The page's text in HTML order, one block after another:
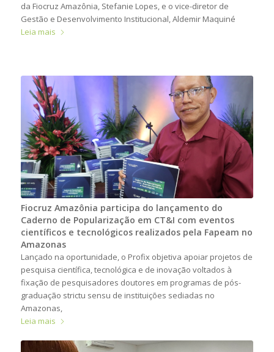
da Fiocruz Amazônia, Stefanie Lopes, e o vice-diretor de
Gestão e Desenvolvimento Institucional, Aldemir Maquiné
Leia mais
Fiocruz Amazônia participa do lançamento do
Caderno de Popularização em CT&I com eventos
científicos e tecnológicos realizados pela Fapeam no
Amazonas
Lançado na oportunidade, o Profix objetiva apoiar projetos de
pesquisa científica, tecnológica e de inovação voltados à
fixação de pesquisadores doutores em programas de pós-
graduação strictu sensu de instituições sediadas no
Amazonas,
Leia mais